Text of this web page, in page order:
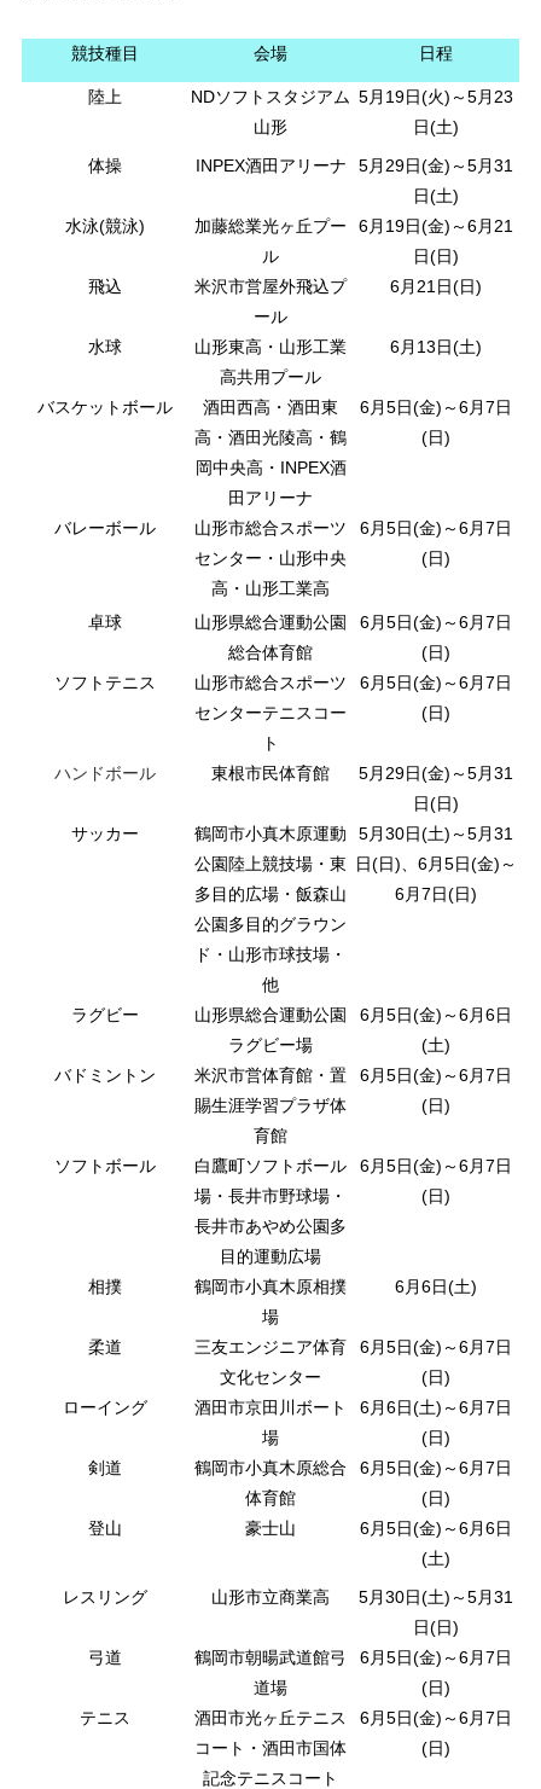
競技種目 会場 日程
陸上
NDソフトスタジアム
山形
5月19日(火)～5月23
日(土)
体操
INPEX酒田アリーナ
5月29日(金)～5月31
日(土)
水泳(競泳)
加藤総業光ヶ丘プー
ル
6月19日(金)～6月21
日(日)
飛込
米沢市営屋外飛込プ
ール
6月21日(日)
水球
山形東高・山形工業
高共用プール
6月13日(土)
バスケットボール
酒田西高・酒田東
高・酒田光陵高・鶴
岡中央高・INPEX酒
田アリーナ
6月5日(金)～6月7日
(日)
バレーボール
山形市総合スポーツ
センター・山形中央
高・山形工業高
6月5日(金)～6月7日
(日)
卓球
山形県総合運動公園
総合体育館
6月5日(金)～6月7日
(日)
ソフトテニス
山形市総合スポーツ
センターテニスコー
ト
6月5日(金)～6月7日
(日)
ハンドボール 東根市民体育館
5月29日(金)～5月31
日(日)
サッカー
鶴岡市小真木原運動
公園陸上競技場・東
多目的広場・飯森山
公園多目的グラウン
ド・山形市球技場・
他
5月30日(土)～5月31
日(日)、6月5日(金)～
6月7日(日)
ラグビー
山形県総合運動公園
ラグビー場
6月5日(金)～6月6日
(土)
バドミントン
米沢市営体育館・置
賜生涯学習プラザ体
育館
6月5日(金)～6月7日
(日)
ソフトボール
白鷹町ソフトボール
場・長井市野球場・
長井市あやめ公園多
目的運動広場
6月5日(金)～6月7日
(日)
相撲
鶴岡市小真木原相撲
場
6月6日(土)
柔道
三友エンジニア体育
文化センター
6月5日(金)～6月7日
(日)
ローイング
酒田市京田川ボート
場
6月6日(土)～6月7日
(日)
剣道
鶴岡市小真木原総合
体育館
6月5日(金)～6月7日
(日)
登山
豪士山
6月5日(金)～6月6日
(土)
レスリング
山形市立商業高
5月30日(土)～5月31
日(日)
弓道
鶴岡市朝暘武道館弓
道場
6月5日(金)～6月7日
(日)
テニス
酒田市光ヶ丘テニス
コート・酒田市国体
記念テニスコート
6月5日(金)～6月7日
(日)